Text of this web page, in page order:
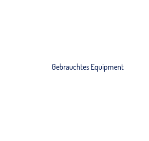
Gebrauchtes Equipment